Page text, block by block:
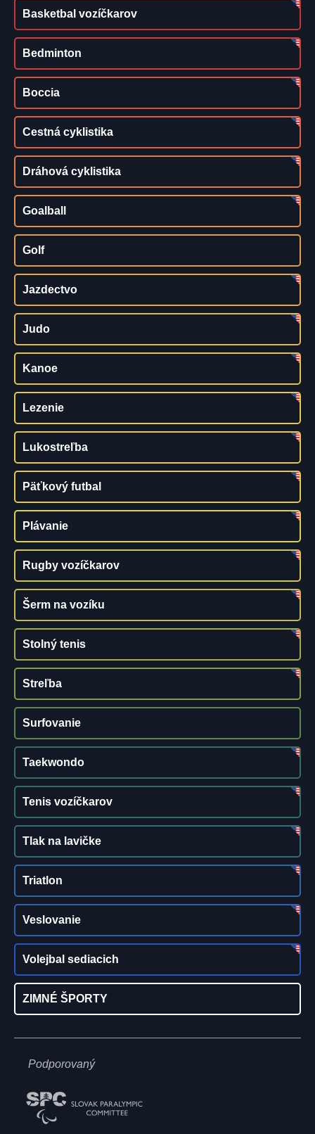
Basketbal vozíčkarov
Bedminton
Boccia
Cestná cyklistika
Dráhová cyklistika
Goalball
Golf
Jazdectvo
Judo
Kanoe
Lezenie
Lukostreľba
Päťkový futbal
Plávanie
Rugby vozíčkarov
Šerm na vozíku
Stolný tenis
Streľba
Surfovanie
Taekwondo
Tenis vozíčkarov
Tlak na lavičke
Triatlon
Veslovanie
Volejbal sediacich
ZIMNÉ ŠPORTY
Podporovaný